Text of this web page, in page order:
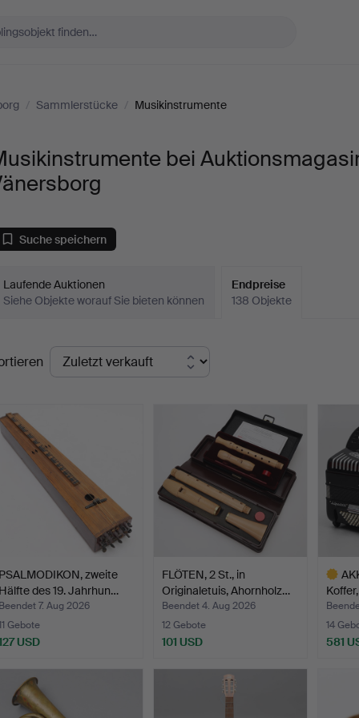
/ Sammlerstücke / Musikinstrumente
bei
Suche speichern
Laufende Auktionen
Siehe Objekte worauf Sie bieten können
Endpreise
138 Objekte
Endpreise
PSALMODIKON, zweite
Hälfte des 19. Jahrhun…
Beendet 7. Aug 2026
Gebote
USD
FLÖTEN, 2 St., in
Originaletuis, Ahornholz…
Beendet 4. Aug 2026
12 Gebote
101 USD
…
14
581